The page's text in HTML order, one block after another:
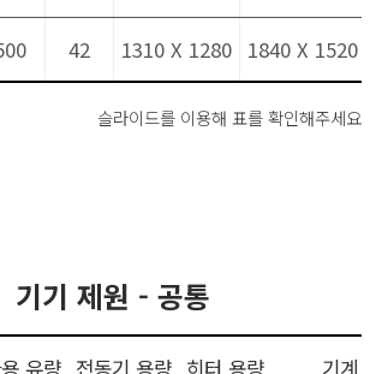
42 1310 X 1280 1840 X 1520
슬라이드를 이용해 표를 확인해주세요
기기 제원 - 공통
유량 전동기 용량 히터 용량 기계